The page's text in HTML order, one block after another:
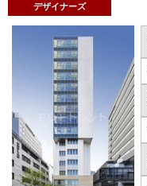
デザイナーズ